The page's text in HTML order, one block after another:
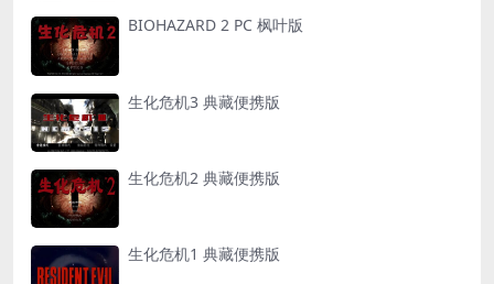
BIOHAZARD 2 PC 枫叶版
生化危机3 典藏便携版
生化危机2 典藏便携版
生化危机1 典藏便携版